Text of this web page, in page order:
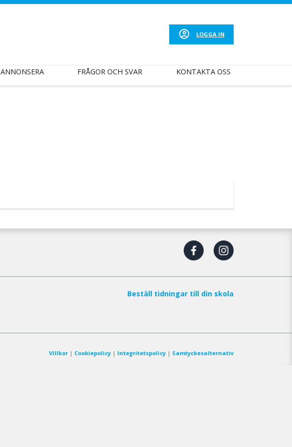
LOGGA IN
ANNONSERA FRÅGOR OCH SVAR KONTAKTA OSS
Beställ tidningar till din skola
Villkor | Cookiepolicy | Integritetspolicy | Samtyckesalternativ